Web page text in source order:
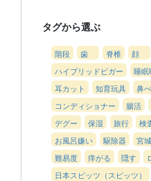
タグから選ぶ
階段 歯 脊椎 顔
ハイブリッドビガー
睡眠
耳カット
知育玩具 鼻
コンディショナー
腸活
デグー
保湿 旅行 検
お風呂嫌い
駆除器 宮
難易度
痒がる 隠す
日本スピッツ（スピッツ）